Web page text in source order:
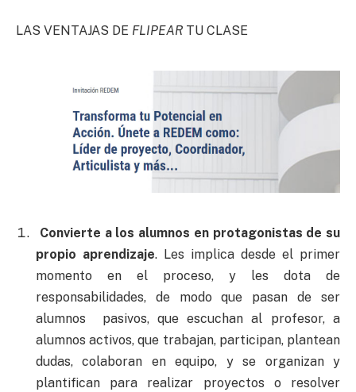
LAS VENTAJAS DE FLIPEAR TU CLASE
Convierte a los alumnos en protagonistas de su
propio aprendizaje. Les implica desde el primer
momento en el proceso, y les dota de
responsabilidades, de modo que pasan de ser
alumnos pasivos, que escuchan al profesor, a
alumnos activos, que trabajan, participan, plantean
dudas, colaboran en equipo, y se organizan y
plantifican para realizar proyectos o resolver